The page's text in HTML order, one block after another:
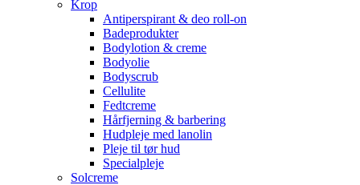
Krop
Antiperspirant & deo roll-on
Badeprodukter
Bodylotion & creme
Bodyolie
Bodyscrub
Cellulite
Fedtcreme
Hårfjerning & barbering
Hudpleje med lanolin
Pleje til tør hud
Specialpleje
Solcreme